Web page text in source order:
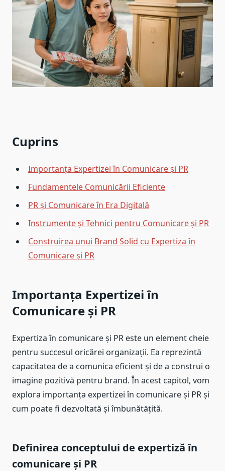
Cuprins
Importanța Expertizei în Comunicare și PR
Fundamentele Comunicării Eficiente
PR și Comunicare în Era Digitală
Instrumente și Tehnici pentru Comunicare și PR
Construirea unui Brand Solid cu Expertiza în
Comunicare și PR
Importanța Expertizei în
Comunicare și PR
Expertiza în comunicare și PR este un element cheie
pentru succesul oricărei organizații. Ea reprezintă
capacitatea de a comunica eficient și de a construi o
imagine pozitivă pentru brand. În acest capitol, vom
explora importanța expertizei în comunicare și PR și
cum poate fi dezvoltată și îmbunătățită.
Definirea conceptului de expertiză în
comunicare și PR